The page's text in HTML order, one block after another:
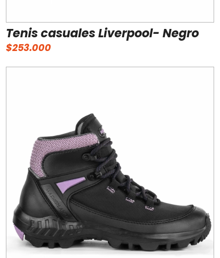
Tenis casuales Liverpool- Negro
$253.000